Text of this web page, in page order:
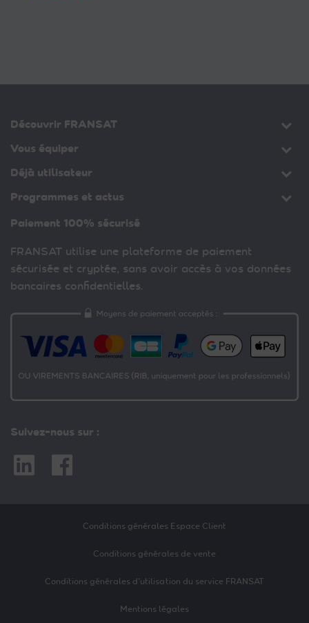
Découvrir FRANSAT
Vous équiper
Déjà utilisateur
Programmes et actus
Paiement 100% sécurisé
FRANSAT utilise une plateforme de paiement
sécurisée et cryptée, sans avoir accès à vos données
bancaires confidentielles.
Suivez-nous sur :
LinkedinFacebook
Conditions générales Espace Client
Conditions générales de vente
Conditions générales d’utilisation du service FRANSAT
Mentions légales